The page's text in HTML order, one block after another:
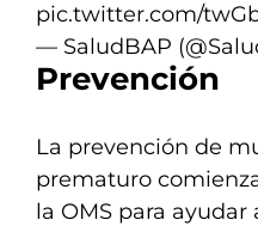
pic.twitter.com/
— SaludBAP
Prevención
La prevención de
prematuro
la OMS para